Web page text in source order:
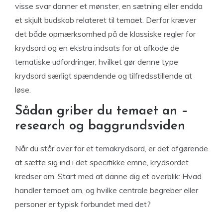
visse svar danner et mønster, en sætning eller endda
et skjult budskab relateret til temaet. Derfor kræver
det både opmærksomhed på de klassiske regler for
krydsord og en ekstra indsats for at afkode de
tematiske udfordringer, hvilket gør denne type
krydsord særligt spændende og tilfredsstillende at
løse.
Sådan griber du temaet an –
research og baggrundsviden
Når du står over for et temakrydsord, er det afgørende
at sætte sig ind i det specifikke emne, krydsordet
kredser om. Start med at danne dig et overblik: Hvad
handler temaet om, og hvilke centrale begreber eller
personer er typisk forbundet med det?